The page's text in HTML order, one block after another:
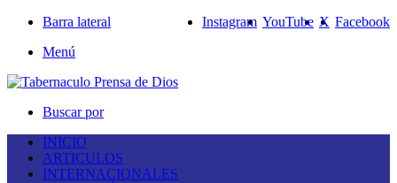
Facebook
X
YouTube
Instagram
Barra lateral
Menú
Buscar por
INICIO
ARTICULOS
INTERNACIONALES